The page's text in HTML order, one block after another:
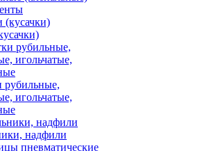
рубильные,
игольчатые,
надфили